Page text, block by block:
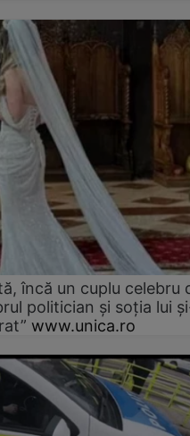
încă un cuplu celebru
politician și soția lui
www.unica.ro